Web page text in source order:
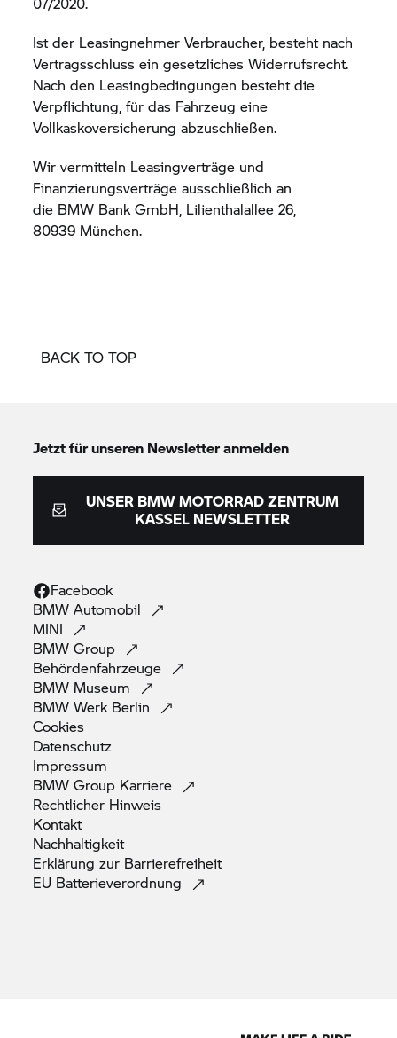
Ist der Leasingnehmer Verbraucher, besteht nach
Vertragsschluss ein gesetzliches Widerrufsrecht.
Nach den Leasingbedingungen besteht die
Verpflichtung, für das Fahrzeug eine
Vollkaskoversicherung abzuschließen.
Wir vermitteln Leasingverträge und
Finanzierungsverträge ausschließlich an
die BMW Bank GmbH, Lilienthalallee 26,
80939 München.
BACK TO TOP
Jetzt für unseren Newsletter anmelden
UNSER BMW MOTORRADZENTRUM
KASSEL NEWSLETTER
Facebook
BMWAutomobil
MINI
BMWGroup
Behördenfahrzeuge
BMW Museum
BMW Werk Berlin
Cookies
Datenschutz
Impressum
BMW Group Karriere
Rechtlicher Hinweis
Kontakt
Nachhaltigkeit
Erklärung zur Barrierefreiheit
EU Batterieverordnung